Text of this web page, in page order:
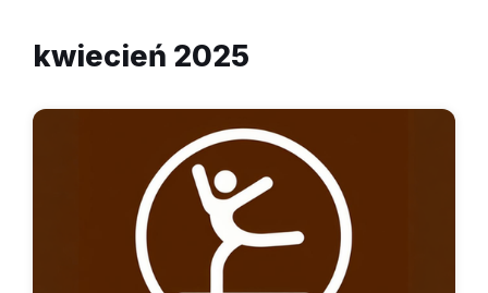
kwiecień 2025